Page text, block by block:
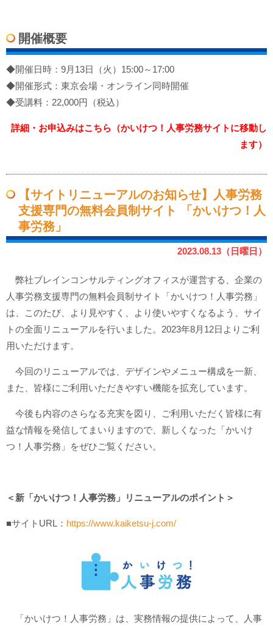
開催概要
◆開催日時：9月13日（火）15:00～17:00
◆開催形式：東京会場・オンライン同時開催
◆受講料：22,000円（税込）
詳細・お申込みはこちら（かいけつ！人事労務サイトに移動し
ます）
【サイトリニューアルのお知らせ】人事労務
支援専門の無料会員制サイト 「かいけつ！人
事労務」
2023.08.13（日曜日）
弊社ブレインコンサルティングオフィスが運営する、企業の
人事労務支援専門の無料会員制サイト「かいけつ！人事労務」
は、このたび、より見やすく、より使いやすくなるよう、サイ
トの全面リニューアルを行いました。2023年8月12日よりご利
用いただけます。
今回のリニューアルでは、デザインやメニュー構成を一新、
また、皆様にご利用いただきやすい機能を拡充しています。
今後も内容のさらなる充実を図り、ご利用いただく皆様に有
益な情報を発信してまいりますので、新しくなった「かいけ
つ！人事労務」をぜひご覧ください。
＜新「かいけつ！人事労務」リニューアルのポイント＞
■サイトURL： https://www.kaiketsu-j.com/
「かいけつ！人事労務」は、実務情報の提供によって、人事